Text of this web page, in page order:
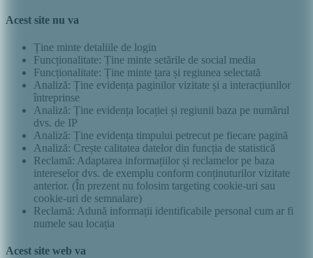
Acest site nu va
Ține minte detaliile de login
Funcționalitate: Ține minte setările de social media
Funcționalitate: Ține minte țara și regiunea selectată
Analiză: Ține evidența paginilor vizitate și a interacțiunilor
întreprinse
Analiză: Ține evidența locației și regiunii baza pe numărul
dvs. de IP
Analiză: Ține evidența timpului petrecut pe fiecare pagină
Analiză: Crește calitatea datelor din funcția de statistică
Reclamă: Adaptarea informațiilor și reclamelor pe baza
intereselor dvs. de exemplu conform conținuturilor vizitate
anterior. (În prezent nu folosim targeting cookie-uri sau
cookie-uri de semnalare)
Reclamă: Adună informații identificabile personal cum ar fi
numele sau locația
Acest site web va